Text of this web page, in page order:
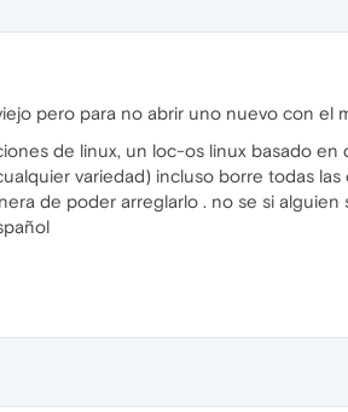
pero para no abrir uno nuevo con el
de linux, un loc-os linux basado
variedad) incluso borre todas
de poder arreglarlo . no se si